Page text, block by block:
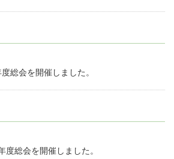
総会を開催しました。
度総会を開催しました。